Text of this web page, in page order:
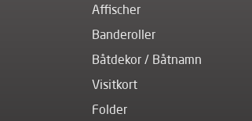
Affischer
Banderoller
Båtdekor / Båtnamn
Visitkort
Folder